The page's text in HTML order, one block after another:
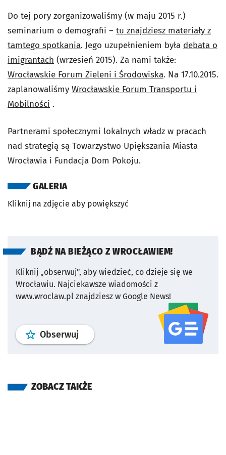
Do tej pory zorganizowaliśmy (w maju 2015 r.)
seminarium o demografii – tu znajdziesz materiały z
tamtego spotkania. Jego uzupełnieniem była debata o
imigrantach (wrzesień 2015). Za nami także:
Wrocławskie Forum Zieleni i Środowiska. Na 17.10.2015.
zaplanowaliśmy Wrocławskie Forum Transportu i
Mobilności .
Partnerami społecznymi lokalnych władz w pracach
nad strategią są Towarzystwo Upiększania Miasta
Wrocławia i Fundacja Dom Pokoju.
GALERIA
Kliknij na zdjęcie aby powiększyć
BĄDŹ NA BIEŻĄCO Z WROCŁAWIEM!
Kliknij „obserwuj”, aby wiedzieć, co dzieje się we
Wrocławiu. Najciekawsze wiadomości z
www.wroclaw.pl znajdziesz w Google News!
Obserwuj profil serwisu
ZOBACZ TAKŻE